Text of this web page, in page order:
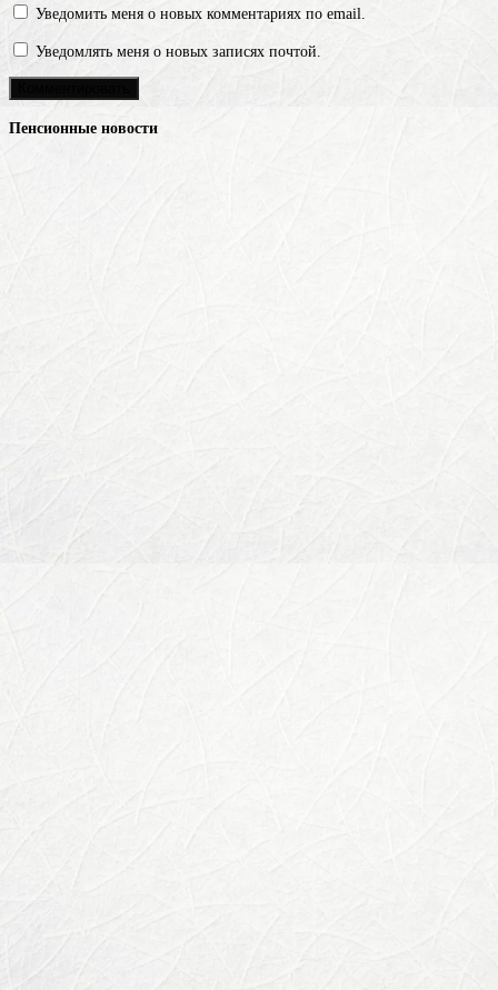
Уведомить меня о новых комментариях по email.
Уведомлять меня о новых записях почтой.
Пенсионные новости